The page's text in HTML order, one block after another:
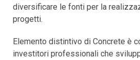
diversificare le fonti per la
progetti.
Elemento distintivo di Concrete è
investitori professionali che